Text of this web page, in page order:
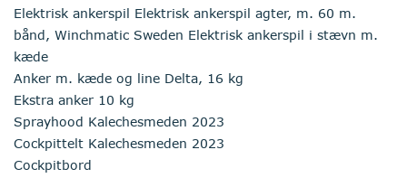
Elektrisk ankerspil Elektrisk ankerspil agter, m. 60 m.
bånd, Winchmatic Sweden Elektrisk ankerspil i stævn m.
kæde
Anker m. kæde og line Delta, 16 kg
Ekstra anker 10 kg
Sprayhood Kalechesmeden 2023
Cockpittelt Kalechesmeden 2023
Cockpitbord